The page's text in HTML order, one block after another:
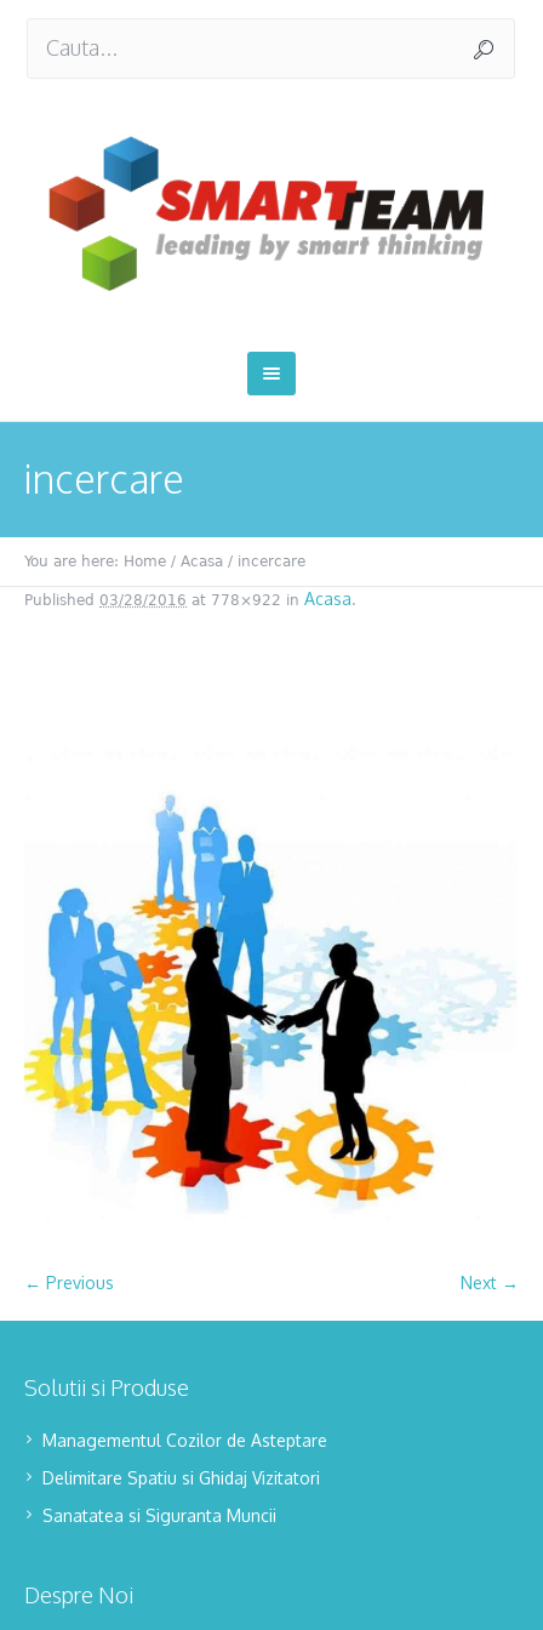
incercare
You are here: Home / Acasa / incercare
Published 03/28/2016 at 778×922 in Acasa.
← Previous Next →
Solutii si Produse
Managementul Cozilor de Asteptare
Delimitare Spatiu si Ghidaj Vizitatori
Sanatatea si Siguranta Muncii
Despre Noi